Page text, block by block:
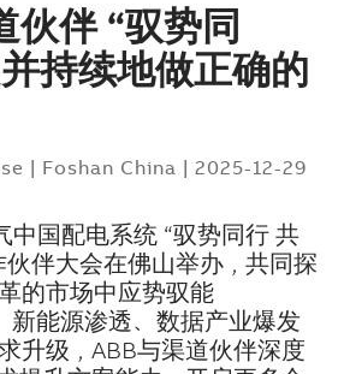
伙伴 “驭势同
持续地做正确的
| Foshan China | 2025-12-29
中国配电系统 “驭势同行 共
伴大会在佛山举办，共同探
的市场中应势驭能
新能源渗透、数据产业爆发
升级，ABB与渠道伙伴深度